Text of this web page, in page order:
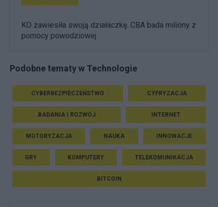
KO zawiesiła swoją działaczkę. CBA bada miliony z
pomocy powodziowej
Podobne tematy w Technologie
CYBERBEZPIECZEŃSTWO CYFRYZACJA
BADANIA I ROZWÓJ INTERNET
MOTORYZACJA NAUKA INNOWACJE
GRY KOMPUTERY TELEKOMUNIKACJA
BITCOIN